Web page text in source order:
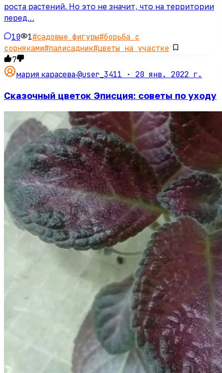
роста растений. Но это не значит, что на территории
перед…
10 1#садовые фигуры#борьба с
сорняками#палисадник#цветы на участке
7
мария карасева·@user_3411 · 20 янв. 2022 г.
Сказочный цветок Эписция: советы по уходу